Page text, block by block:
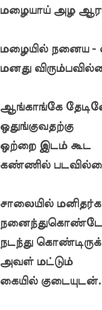
மழையாய் அழ
மழையில் நனைய -
மனது
ஆங்காங்கே
ஒதுங்குவதற்கு
ஒற்றை இடம் கூட
கண்ணில்
சாலையில்
நனைந்துகொண்டே
நடந்து
அவள் மட்டும்
கையில்